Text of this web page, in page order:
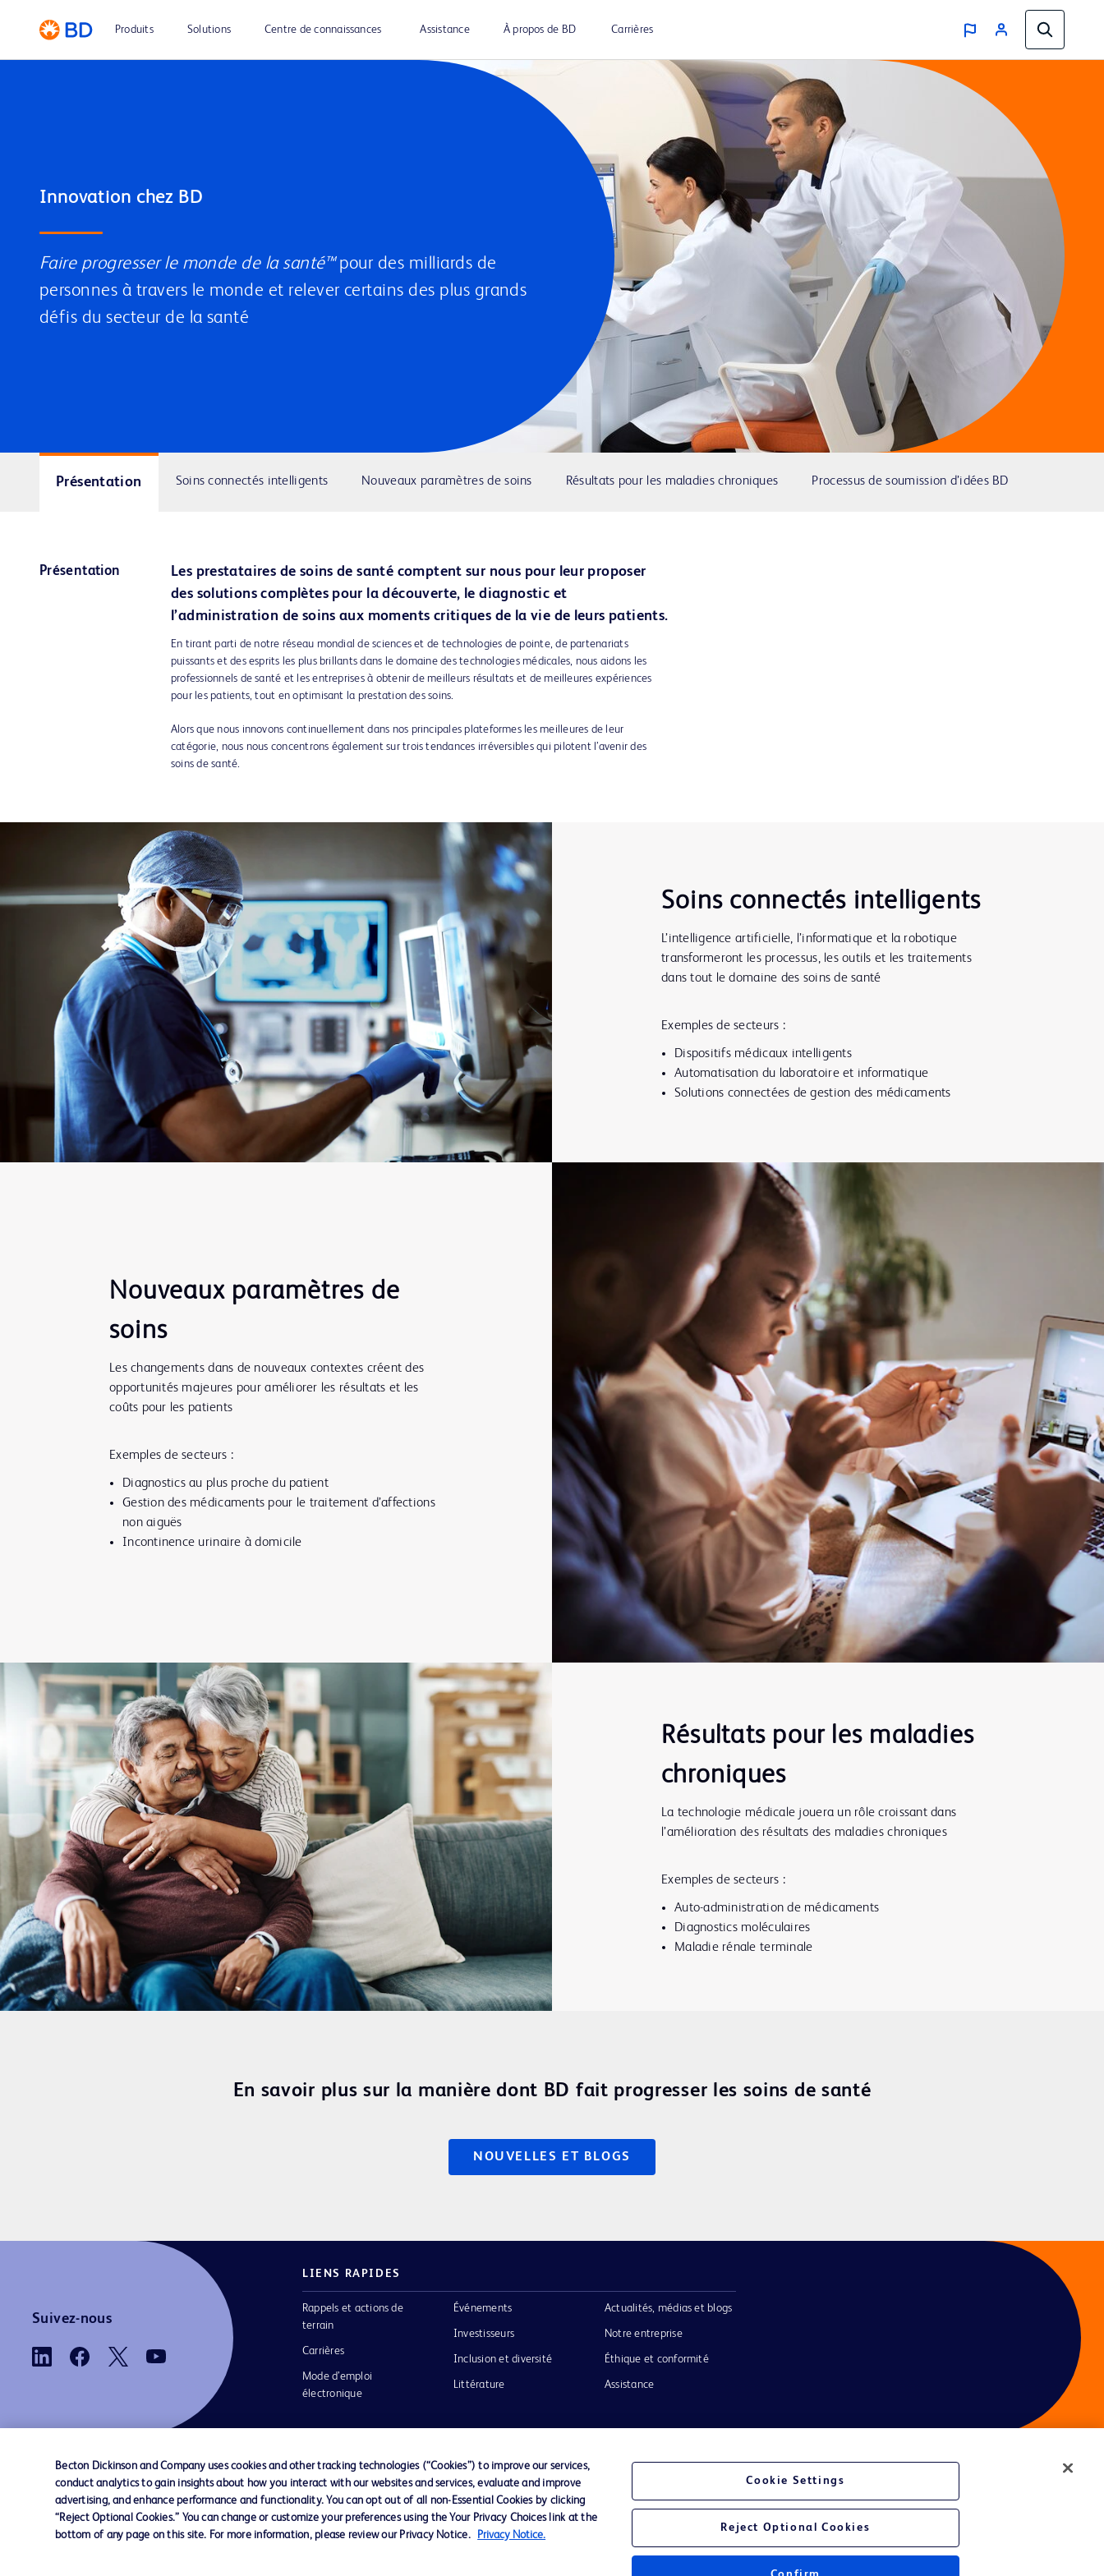
Produits Solutions Centre de connaissances Assistance À propos de BD Carrières
Innovation chez BD
Faire progresser le monde de la santé™pour des milliards de
personnes à travers le monde et relever certains des plus grands
défis du secteur de la santé
Présentation Soins connectés intelligents Nouveaux paramètres de soins Résultats pour les maladies chroniques Processus de soumission d’idées BD
Présentation
Les prestataires de soins de santé comptent sur nous pour leur proposer
des solutions complètes pour la découverte, le diagnostic et
l’administration de soins aux moments critiques de la vie de leurs patients.
En tirant parti de notre réseau mondial de sciences et de technologies de pointe, de partenariats
puissants et des esprits les plus brillants dans le domaine des technologies médicales, nous aidons les
professionnels de santé et les entreprises à obtenir de meilleurs résultats et de meilleures expériences
pour les patients, tout en optimisant la prestation des soins.
Alors que nous innovons continuellement dans nos principales plateformes les meilleures de leur
catégorie, nous nous concentrons également sur trois tendances irréversibles qui pilotent l’avenir des
soins de santé.
Soins connectés intelligents
L’intelligence artificielle, l’informatique et la robotique
transformeront les processus, les outils et les traitements
dans tout le domaine des soins de santé
Exemples de secteurs :
Dispositifs médicaux intelligents
Automatisation du laboratoire et informatique
Solutions connectées de gestion des médicaments
Nouveaux paramètres de
soins
Les changements dans de nouveaux contextes créent des
opportunités majeures pour améliorer les résultats et les
coûts pour les patients
Exemples de secteurs :
Diagnostics au plus proche du patient
Gestion des médicaments pour le traitement d’affections
non aiguës
Incontinence urinaire à domicile
Résultats pour les maladies
chroniques
La technologie médicale jouera un rôle croissant dans
l’amélioration des résultats des maladies chroniques
Exemples de secteurs :
Auto-administration de médicaments
Diagnostics moléculaires
Maladie rénale terminale
En savoir plus sur la manière dont BD fait progresser les soins de santé
NOUVELLES ET BLOGS
Suivez-nous
LIENS RAPIDES
Rappels et actions de
terrain
Carrières
Mode d’emploi
électronique
Événements
Investisseurs
Inclusion et diversité
Littérature
Actualités, médias et blogs
Notre entreprise
Éthique et conformité
Assistance
Nous contacter Préférences en matière de cookies Confidentialité Conditions d’utilisation
Becton Dickinson and Company uses cookies and other tracking technologies (“Cookies”) to improve our services,
conduct analytics to gain insights about how you interact with our websites and services, evaluate and improve
advertising, and enhance performance and functionality. You can opt out of all non-Essential Cookies by clicking
“Reject Optional Cookies.” You can change or customize your preferences using the Your Privacy Choices link at the
bottom of any page on this site. For more information, please review our Privacy Notice.
Privacy Notice.
Cookie Settings
Reject Optional Cookies